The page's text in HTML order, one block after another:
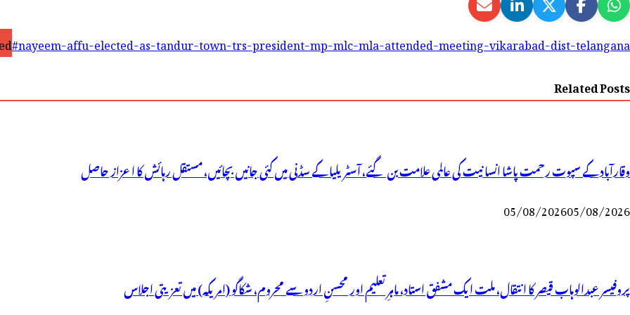
#nayeem-affu-elected-as-tandur-town-trs-president-mp-mlc-mla-attended-meeting-vikarabad-dist-telangana-
Related Posts
وقارآباد کے سپوت رحمت پاشا انسانیت کی عالمی علامت بن گئے، آسٹریلیا کے سڈنی میں کئی جانیں بچائیں، مستقل رہائش کا اعزاز حاصل
05/08/202605/08/2026
پروفیسر عبدالوہاب قیصر کا انتقال، ملت ایک مشفق استاد، ماہرِتعلیم اور محسنِ اردو سے محروم، شکاگو (امریکہ) میں تعزیتی اجلاس